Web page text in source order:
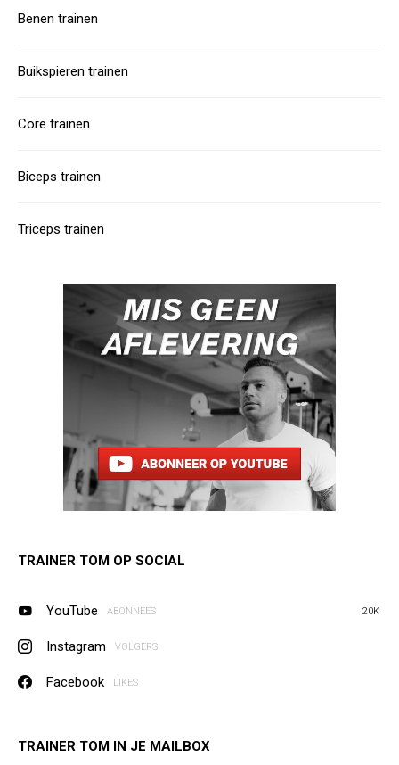
Benen trainen
Buikspieren trainen
Core trainen
Biceps trainen
Triceps trainen
TRAINER TOM OP SOCIAL
YouTube 20K
ABONNEES
Instagram VOLGERS
Facebook LIKES
TRAINER TOM IN JE MAILBOX